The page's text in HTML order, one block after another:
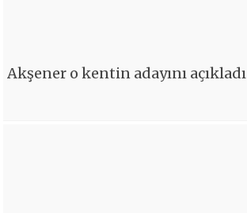
Akşener o kentin adayını açıkladı